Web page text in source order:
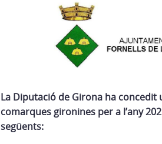
La Diputació de Girona ha concedit
comarques gironines per a l’any
següents: